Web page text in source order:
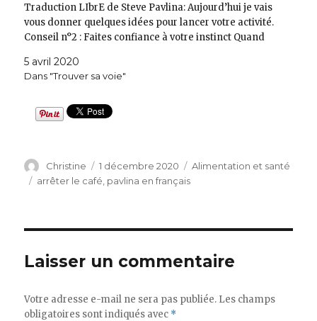
Traduction LIbrE de Steve Pavlina: Aujourd’hui je vais
vous donner quelques idées pour lancer votre activité.
Conseil n°2 : Faites confiance à votre instinct Quand
Toastmasters pour apprendre à parler en public, on
m’a donné plein de conseils. Je ne les ai…
5 avril 2020
Dans "Trouver sa voie"
Auteur
Christine
Publié
le
1 décembre 2020 Catégories
Alimentation et santé
Étiquettes
arrêter le café pavlina en français
Laisser un commentaire
Votre adresse e-mail ne sera pas publiée. Les champs
obligatoires sont indiqués avec *